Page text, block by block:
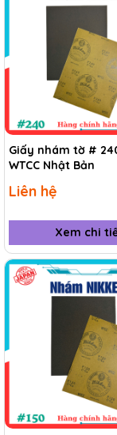
Giấy nhám tờ #
WTCC Nhật Bản
Liên hệ
Xem chi